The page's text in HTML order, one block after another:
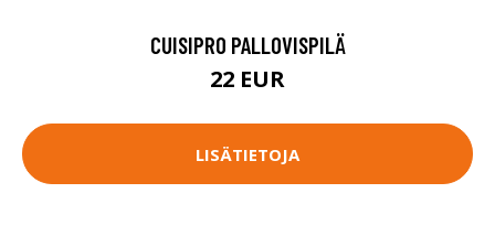
CUISIPRO PALLOVISPILÄ
22 EUR
LISÄTIETOJA